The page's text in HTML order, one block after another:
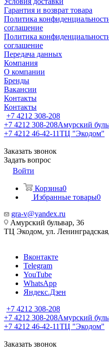
Гарантия и возврат товара
Политика
соглашение
Политика
соглашение
Передача данных
Компания
О компании
Бренды
Вакансии
Контакты
Контакты
+7 4212 308-208
+7 4212 308-208Амурский
+7 4212 46-42-11ТЦ "Экодом"
Заказать звонок
Задать вопрос
Войти
Корзина0
Избранные товары0
gra-v@yandex.ru
Амурский бульвар, 36
ТЦ Экодом, ул.
Вконтакте
Telegram
YouTube
WhatsApp
Яндекс.Дзен
+7 4212 308-208
+7 4212 308-208Амурский
+7 4212 46-42-11ТЦ "Экодом"
Заказать звонок